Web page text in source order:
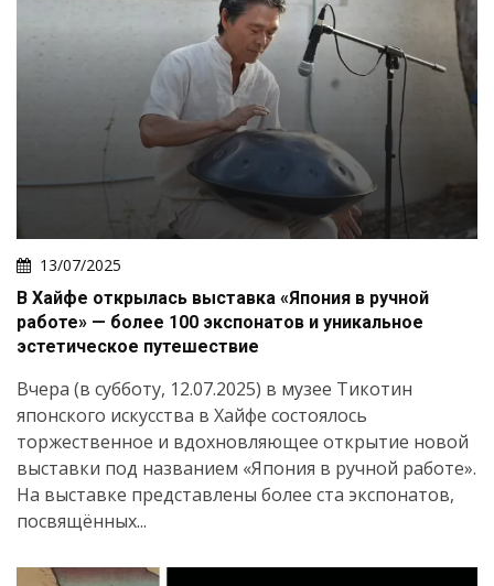
13/07/2025
В Хайфе открылась выставка «Япония в ручной
работе» — более 100 экспонатов и уникальное
эстетическое путешествие
Вчера (в субботу, 12.07.2025) в музее Тикотин
японского искусства в Хайфе состоялось
торжественное и вдохновляющее открытие новой
выставки под названием «Япония в ручной работе».
На выставке представлены более ста экспонатов,
посвящённых...